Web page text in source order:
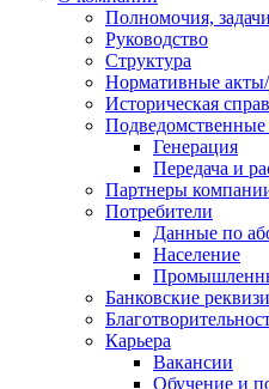
Полномочия,
Руководство
Структура
Нормативные
Историческая
Подведомственные
Генерация
Передача и
Партнеры
Потребители
Данные по
Население
Банковские
Карьера
Вакансии
Обучение и